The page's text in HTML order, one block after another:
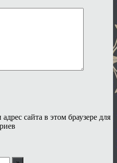
сайта в этом браузере для